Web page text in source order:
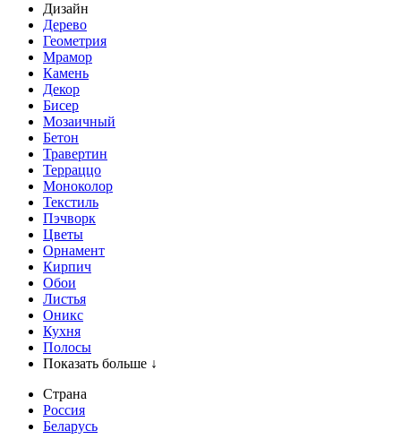
Дизайн
Дерево
Геометрия
Мрамор
Камень
Декор
Бисер
Мозаичный
Бетон
Травертин
Терраццо
Моноколор
Текстиль
Пэчворк
Цветы
Орнамент
Кирпич
Обои
Листья
Оникс
Кухня
Полосы
Показать больше ↓
Страна
Россия
Беларусь